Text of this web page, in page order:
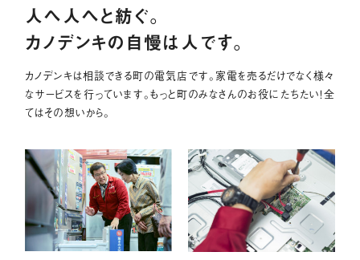
人へ人へと紡ぐ。
カノデンキの自慢は人です。
カノデンキは相談できる町の電気店です。家電を売るだけでなく様々
なサービスを行っています。もっと町のみなさんのお役にたちたい！全
てはその想いから。